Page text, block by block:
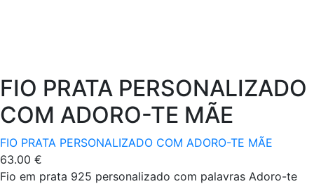
FIO PRATA PERSONALIZADO
COM ADORO-TE MÃE
FIO PRATA PERSONALIZADO COM ADORO-TE MÃE
63.00 €
Fio em prata 925 personalizado com palavras Adoro-te